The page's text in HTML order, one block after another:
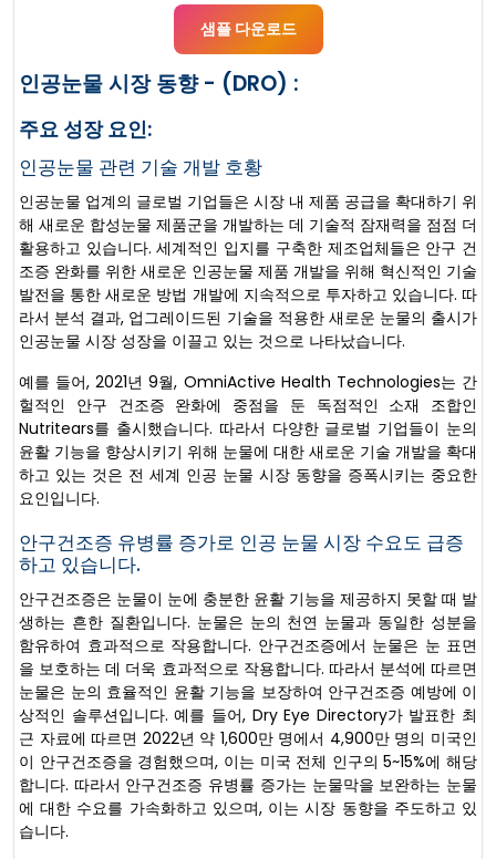
샘플 다운로드
인공눈물 시장 동향 - (DRO) :
주요 성장 요인:
인공눈물 관련 기술 개발 호황
인공눈물 업계의 글로벌 기업들은 시장 내 제품 공급을 확대하기 위
해 새로운 합성눈물 제품군을 개발하는 데 기술적 잠재력을 점점 더
활용하고 있습니다. 세계적인 입지를 구축한 제조업체들은 안구 건
조증 완화를 위한 새로운 인공눈물 제품 개발을 위해 혁신적인 기술
발전을 통한 새로운 방법 개발에 지속적으로 투자하고 있습니다. 따
라서 분석 결과, 업그레이드된 기술을 적용한 새로운 눈물의 출시가
인공눈물 시장 성장을 이끌고 있는 것으로 나타났습니다.
예를 들어, 2021년 9월, OmniActive Health Technologies는 간
헐적인 안구 건조증 완화에 중점을 둔 독점적인 소재 조합인
Nutritears를 출시했습니다. 따라서 다양한 글로벌 기업들이 눈의
윤활 기능을 향상시키기 위해 눈물에 대한 새로운 기술 개발을 확대
하고 있는 것은 전 세계 인공 눈물 시장 동향을 증폭시키는 중요한
요인입니다.
안구건조증 유병률 증가로 인공 눈물 시장 수요도 급증
하고 있습니다.
안구건조증은 눈물이 눈에 충분한 윤활 기능을 제공하지 못할 때 발
생하는 흔한 질환입니다. 눈물은 눈의 천연 눈물과 동일한 성분을
함유하여 효과적으로 작용합니다. 안구건조증에서 눈물은 눈 표면
을 보호하는 데 더욱 효과적으로 작용합니다. 따라서 분석에 따르면
눈물은 눈의 효율적인 윤활 기능을 보장하여 안구건조증 예방에 이
상적인 솔루션입니다. 예를 들어, Dry Eye Directory가 발표한 최
근 자료에 따르면 2022년 약 1,600만 명에서 4,900만 명의 미국인
이 안구건조증을 경험했으며, 이는 미국 전체 인구의 5~15%에 해당
합니다. 따라서 안구건조증 유병률 증가는 눈물막을 보완하는 눈물
에 대한 수요를 가속화하고 있으며, 이는 시장 동향을 주도하고 있
습니다.